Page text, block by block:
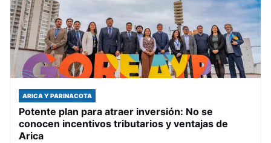
ARICA Y PARINACOTA
Potente plan para atraer inversión: No se
conocen incentivos tributarios y ventajas de
Arica